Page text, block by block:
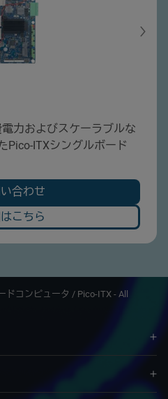
力およびスケーラブルな
Pico-ITXシングルボード
合わせ
こちら
ドコンピュータ / Pico-ITX - All